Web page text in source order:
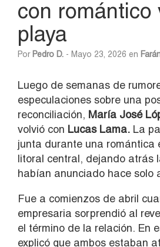
con romántico
playa
Por Pedro D. - Mayo 23, 2026 en
Luego de semanas de
especulaciones sobre una
reconciliación, María José
volvió con Lucas Lama. La
junta durante una romántica
litoral central, dejando atrás
habían anunciado hace solo
Fue a comienzos de abril
empresaria sorprendió al
el término de la relación. En
explicó que ambos estaban